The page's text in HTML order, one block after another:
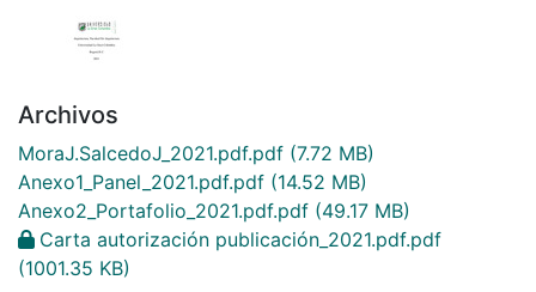
Archivos
MoraJ.SalcedoJ_2021.pdf.pdf (7.72 MB)
Anexo1_Panel_2021.pdf.pdf (14.52 MB)
Anexo2_Portafolio_2021.pdf.pdf (49.17 MB)
Carta autorización publicación_2021.pdf.pdf
(1001.35 KB)